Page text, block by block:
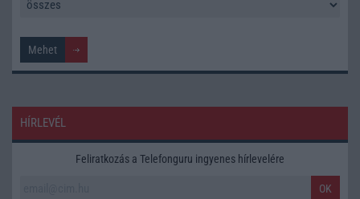
HÍRLEVÉL
Feliratkozás a Telefonguru ingyenes hírlevelére
OK